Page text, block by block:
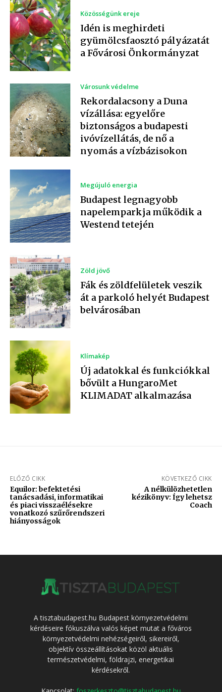
Közösségünk ereje
Idén is meghirdeti
gyümölcsfaosztó pályázatát
a Fővárosi Önkormányzat
Városunk védelme
Rekordalacsony a Duna
vízállása: egyelőre
biztonságos a budapesti
ivóvízellátás, de nő a
nyomás a vízbázisokon
Megújuló energia
Budapest legnagyobb
napelemparkja működik a
Westend tetején
Zöld jövő
Fák és zöldfelületek veszik
át a parkoló helyét Budapest
belvárosában
Klímakép
Új adatokkal és funkciókkal
bővült a HungaroMet
KLIMADAT alkalmazása
ELŐZŐ CIKK
Equilor: befektetési
tanácsadási, informatikai
és piaci visszaélésekre
vonatkozó szűrőrendszeri
hiányosságok
KÖVETKEZŐ CIKK
A nélkülözhetetlen
kézikönyv: Így lehetsz
Coach
A tisztabudapest.hu Budapest környezetvédelmi
kérdéseire fókuszálva valós képet mutat a főváros
környezetvédelmi nehézségeiről, sikereiről,
objektív összeállításokat közöl aktuális
természetvédelmi, földrajzi, energetikai
kérdésekről.